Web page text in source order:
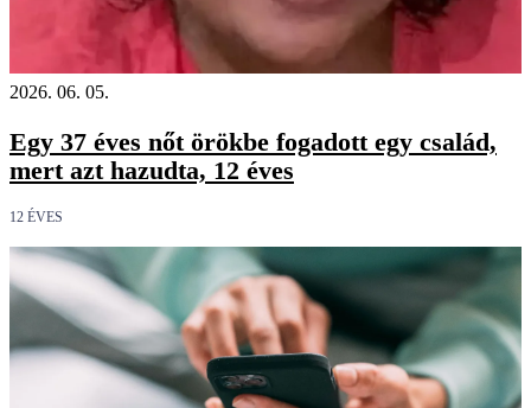
2026. 06. 05.
Egy 37 éves nőt örökbe fogadott egy család,
mert azt hazudta, 12 éves
12 ÉVES